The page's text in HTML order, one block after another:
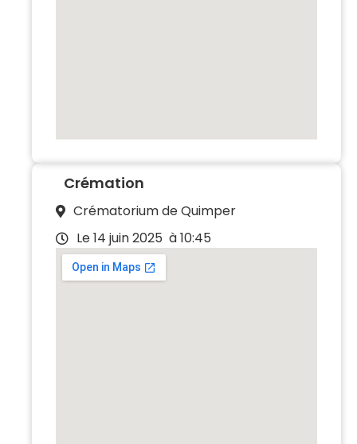
Crémation
Crématorium de Quimper
Le 14 juin 2025 à 10:45